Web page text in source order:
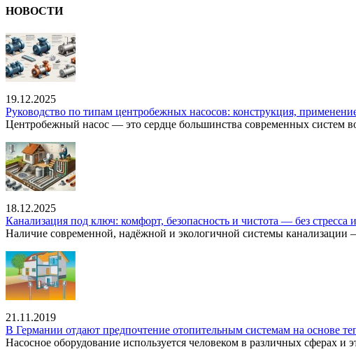
НОВОСТИ
19.12.2025
Руководство по типам центробежных насосов: конструкция,
Центробежный насос — это сердце большинства современных систем
18.12.2025
Канализация под ключ: комфорт, безопасность и чистота — без стресса
Наличие современной, надёжной и экологичной системы
21.11.2019
В Германии отдают предпочтение отопительным системам на основе
Насосное оборудование используется человеком в различных сферах и